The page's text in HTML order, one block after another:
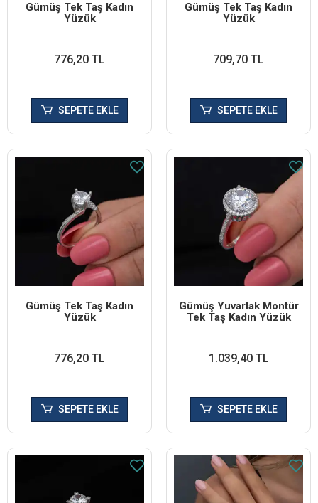
Gümüş Tek Taş Kadın
Yüzük
776,20 TL
SEPETE EKLE
Gümüş Tek Taş Kadın
Yüzük
709,70 TL
SEPETE EKLE
Gümüş Tek Taş Kadın
Yüzük
776,20 TL
SEPETE EKLE
Gümüş Yuvarlak Montür
Tek Taş Kadın Yüzük
1.039,40 TL
SEPETE EKLE